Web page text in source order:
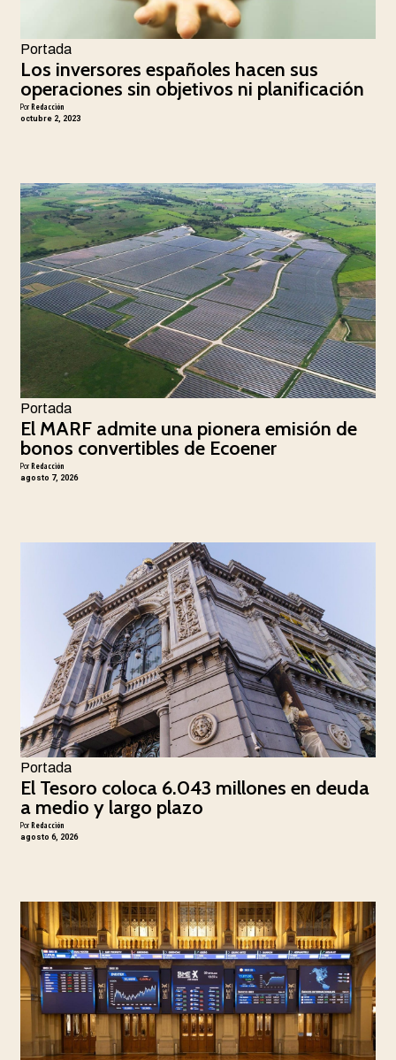
Portada
Los inversores españoles hacen sus
operaciones sin objetivos ni planificación
PorRedacción
octubre 2, 2023
Portada
El MARF admite una pionera emisión de
bonos convertibles de Ecoener
PorRedacción
agosto 7, 2026
Portada
El Tesoro coloca 6.043 millones en deuda
a medio y largo plazo
PorRedacción
agosto 6, 2026